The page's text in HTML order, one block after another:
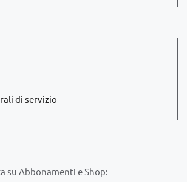
di servizio
su Abbonamenti e Shop: